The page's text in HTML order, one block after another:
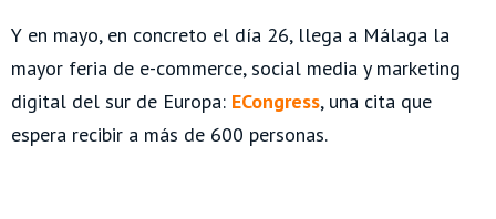
Y en mayo, en concreto el día 26, llega a Málaga la
mayor feria de e-commerce, social media y marketing
digital del sur de Europa: ECongress, una cita que
espera recibir a más de 600 personas.